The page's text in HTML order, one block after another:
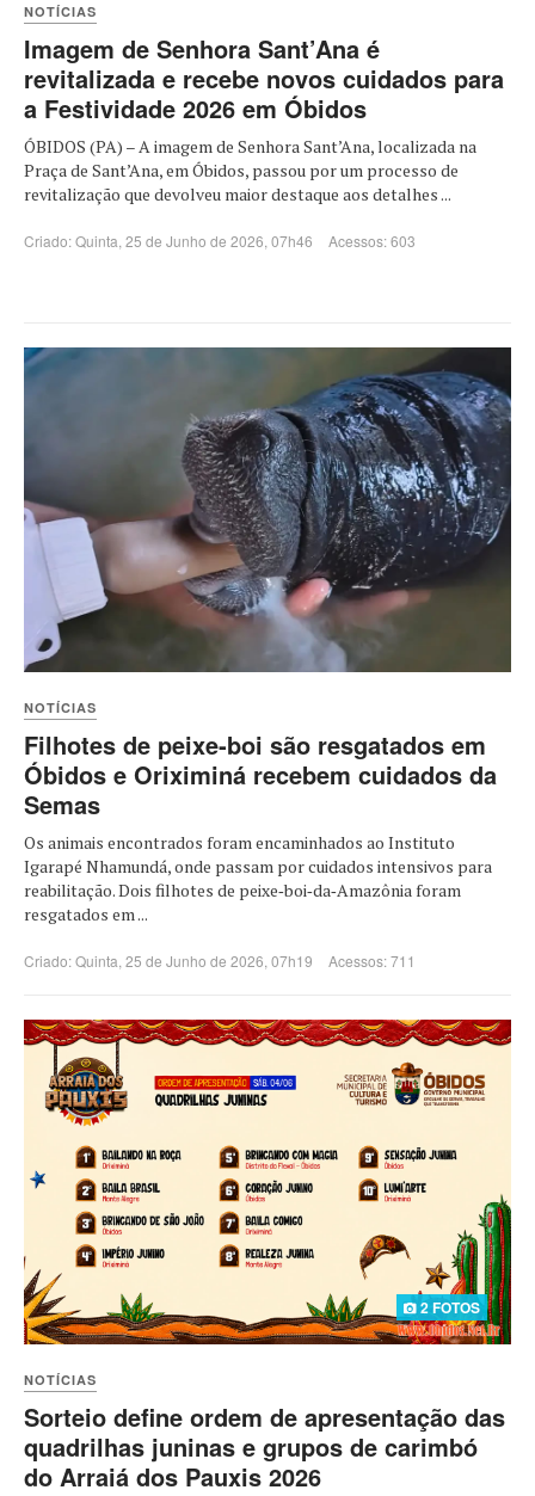
NOTÍCIAS
Imagem de Senhora Sant’Ana é
revitalizada e recebe novos cuidados para
a Festividade 2026 em Óbidos
ÓBIDOS (PA) – A imagem de Senhora Sant’Ana, localizada na
Praça de Sant’Ana, em Óbidos, passou por um processo de
revitalização que devolveu maior destaque aos detalhes ...
Criado: Quinta, 25 de Junho de 2026, 07h46 Acessos: 603
NOTÍCIAS
Filhotes de peixe‑boi são resgatados em
Óbidos e Oriximiná recebem cuidados da
Semas
Os animais encontrados foram encaminhados ao Instituto
Igarapé Nhamundá, onde passam por cuidados intensivos para
reabilitação. Dois filhotes de peixe‑boi‑da‑Amazônia foram
resgatados em ...
Criado: Quinta, 25 de Junho de 2026, 07h19 Acessos: 711
2 FOTOS
NOTÍCIAS
Sorteio define ordem de apresentação das
quadrilhas juninas e grupos de carimbó
do Arraiá dos Pauxis 2026